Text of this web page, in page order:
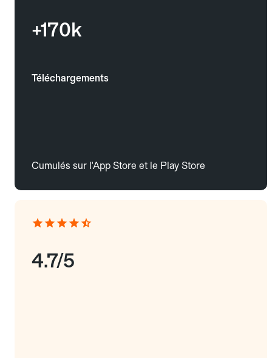
+170k
Téléchargements
Cumulés sur l'App Store et le Play Store
4.7/5